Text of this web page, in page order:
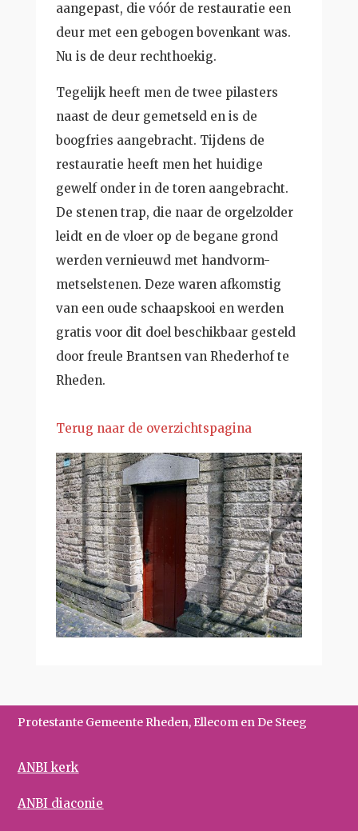
aangepast, die vóór de restauratie een
deur met een gebogen bovenkant was.
Nu is de deur rechthoekig.
Tegelijk heeft men de twee pilasters
naast de deur gemetseld en is de
boogfries aangebracht. Tijdens de
restauratie heeft men het huidige
gewelf onder in de toren aangebracht.
De stenen trap, die naar de orgelzolder
leidt en de vloer op de begane grond
werden vernieuwd met handvorm-
metselstenen. Deze waren afkomstig
van een oude schaapskooi en werden
gratis voor dit doel beschikbaar gesteld
door freule Brantsen van Rhederhof te
Rheden.
Terug naar de overzichtspagina
Protestante Gemeente Rheden, Ellecom en De Steeg
ANBI kerk
ANBI diaconie